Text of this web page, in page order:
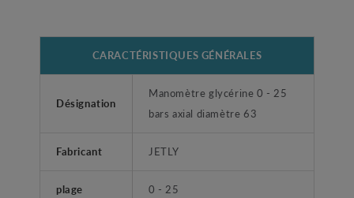
CARACTÉRISTIQUES GÉNÉRALES
Désignation
Manomètre glycérine 0 - 25
bars axial diamètre 63
Fabricant JETLY
plage 0 - 25